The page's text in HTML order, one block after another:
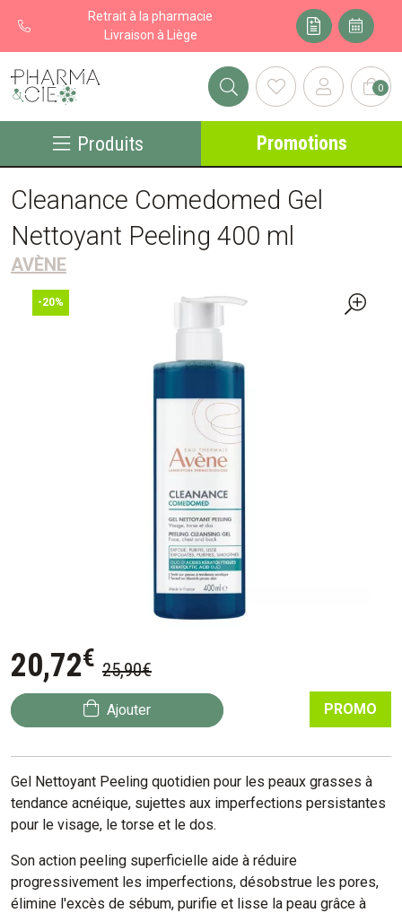
Retrait à la pharmacie
Livraison à Liège
Pharma&cie - Pharmacie des Franchises Votre export 0
Produits Promotions
Cleanance Comedomed Gel
Nettoyant Peeling 400 ml
AVÈNE
-20%
20,72€ 25,90€
Ajouter PROMO
Gel Nettoyant Peeling quotidien pour les peaux grasses à
tendance acnéique, sujettes aux imperfections persistantes
pour le visage, le torse et le dos.
Son action peeling superficielle aide à réduire
progressivement les imperfections, désobstrue les pores,
élimine l'excès de sébum, purifie et lisse la peau grâce à